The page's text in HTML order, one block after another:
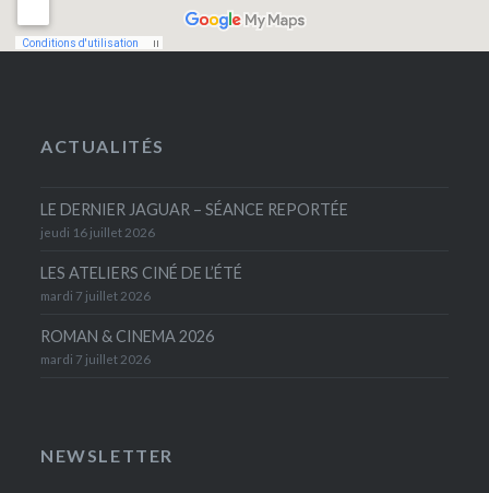
ACTUALITÉS
LE DERNIER JAGUAR – SÉANCE REPORTÉE
jeudi 16 juillet 2026
LES ATELIERS CINÉ DE L’ÉTÉ
mardi 7 juillet 2026
ROMAN & CINEMA 2026
mardi 7 juillet 2026
NEWSLETTER